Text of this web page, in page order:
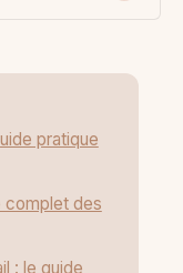
pratique
complet des
: le guide